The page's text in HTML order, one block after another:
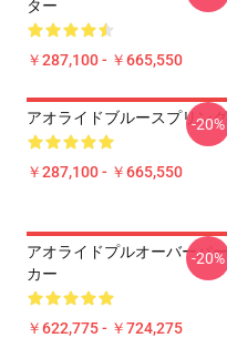
ター
￥287,100 - ￥665,550
アオライドブルースプリング
￥287,100 - ￥665,550
-20%
アオライドプルオーバーパー
カー
￥622,775 - ￥724,275
-20%